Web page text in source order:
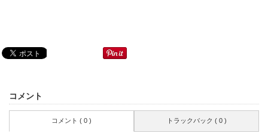
コメント
コメント ( 0 ) トラックバック ( 0 )